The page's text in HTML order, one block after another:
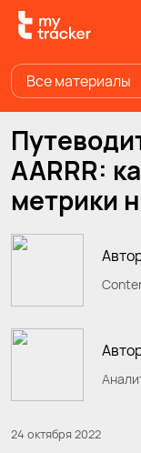
Все материалы
AARRR:
метрики
24 октября 2022